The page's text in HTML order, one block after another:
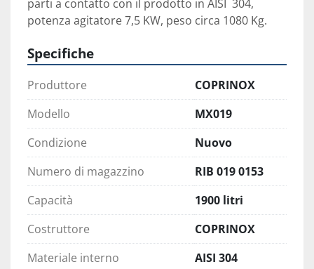
parti a contatto con il prodotto in AISI  304,
potenza agitatore 7,5 KW, peso circa 1080 Kg.
Specifiche
Produttore
COPRINOX
Modello
MX019
Condizione
Nuovo
Numero di magazzino
RIB 019 0153
Capacità
1900 litri
Costruttore
COPRINOX
Materiale interno
AISI 304